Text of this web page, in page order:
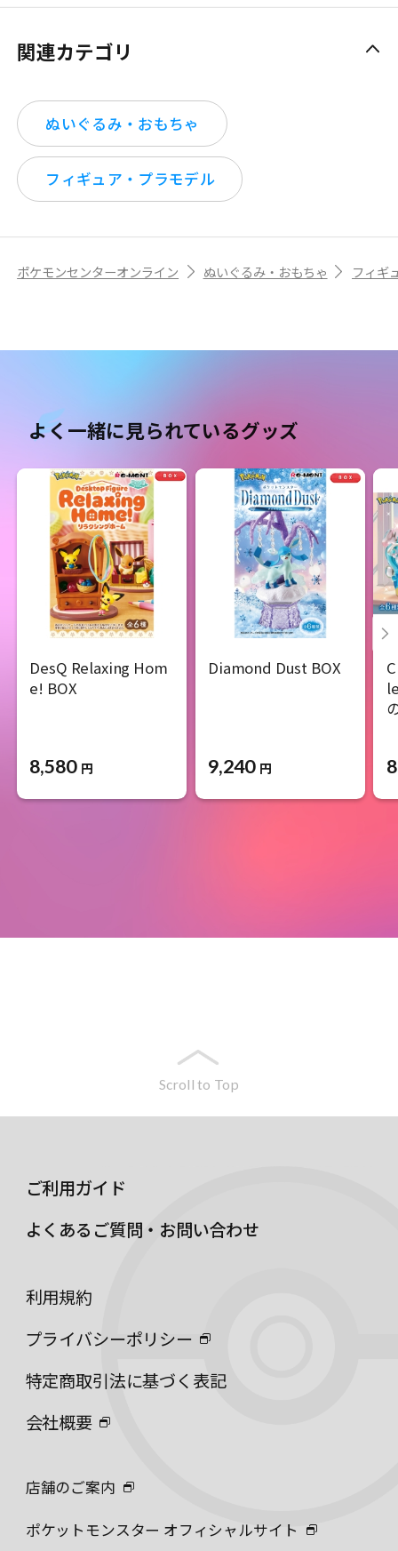
関連カテゴリ
ぬいぐるみ・おもちゃ
フィギュア・プラモデル
ポケモンセンターオンライン ぬいぐるみ・おもちゃ フィギ
よく一緒に見られているグッズ
DesQ Relaxing Hom
e! BOX
8,580 円
Diamond Dust BOX
9,240 円
Scroll to Top
ご利用ガイド
よくあるご質問・お問い合わせ
利用規約
プライバシーポリシー
特定商取引法に基づく表記
会社概要
店舗のご案内
ポケットモンスター オフィシャルサイト